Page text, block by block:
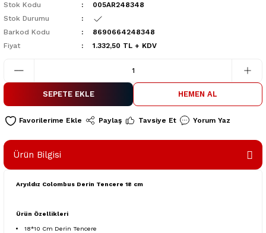
Stok Kodu
005AR248348
Stok Durumu
Barkod Kodu
8690664248348
Fiyat
1.332,50 TL + KDV
SEPETE EKLE HEMEN AL
Paylaş Tavsiye Et Yorum Yaz
Ürün Bilgisi
Aryıldız Colombus Derin Tencere 18 cm
Ürün Özellikleri
18*10 Cm Derin Tencere